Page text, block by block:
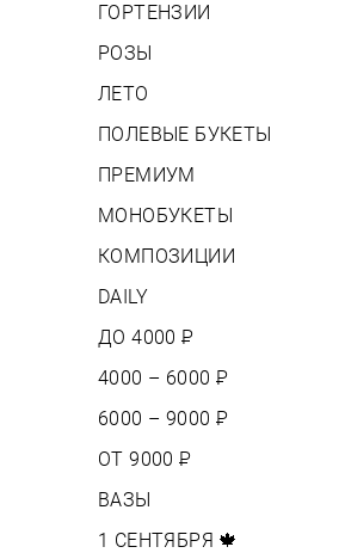
ГОРТЕНЗИИ
РОЗЫ
ЛЕТО
ПОЛЕВЫЕ БУКЕТЫ
ПРЕМИУМ
МОНОБУКЕТЫ
КОМПОЗИЦИИ
DAILY
ДО 4000Р
4000 – 6000 Р
6000 – 9000 Р
ОТ 9000Р
ВАЗЫ
1 СЕНТЯБРЯ 🍁